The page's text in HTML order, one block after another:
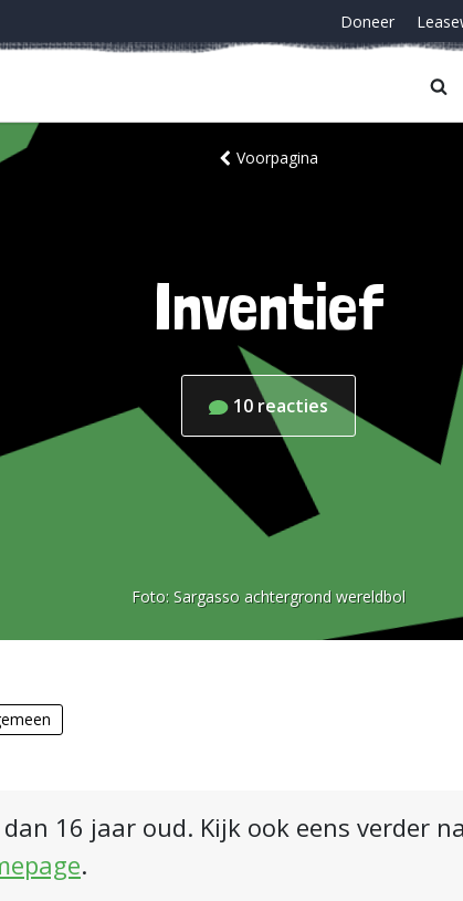
Doneer
Voorpagina
Inventief
10 reacties
Foto: Sargasso achtergrond wereldbol
16 jaar oud. Kijk ook eens verder
.